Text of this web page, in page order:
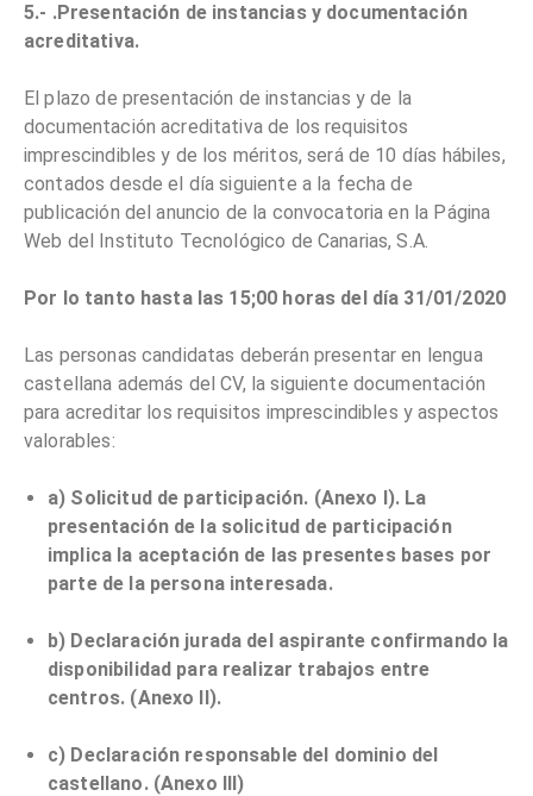
5.- .Presentación de instancias y documentación
acreditativa.
El plazo de presentación de instancias y de la
documentación acreditativa de los requisitos
imprescindibles y de los méritos, será de 10 días hábiles,
contados desde el día siguiente a la fecha de
publicación del anuncio de la convocatoria en la Página
Web del Instituto Tecnológico de Canarias, S.A.
Por lo tanto hasta las 15;00 horas del día 31/01/2020
Las personas candidatas deberán presentar en lengua
castellana además del CV, la siguiente documentación
para acreditar los requisitos imprescindibles y aspectos
valorables:
a) Solicitud de participación. (Anexo I). La
presentación de la solicitud de participación
implica la aceptación de las presentes bases por
parte de la persona interesada.
b) Declaración jurada del aspirante confirmando la
disponibilidad para realizar trabajos entre
centros. (Anexo II).
c) Declaración responsable del dominio del
castellano. (Anexo III)